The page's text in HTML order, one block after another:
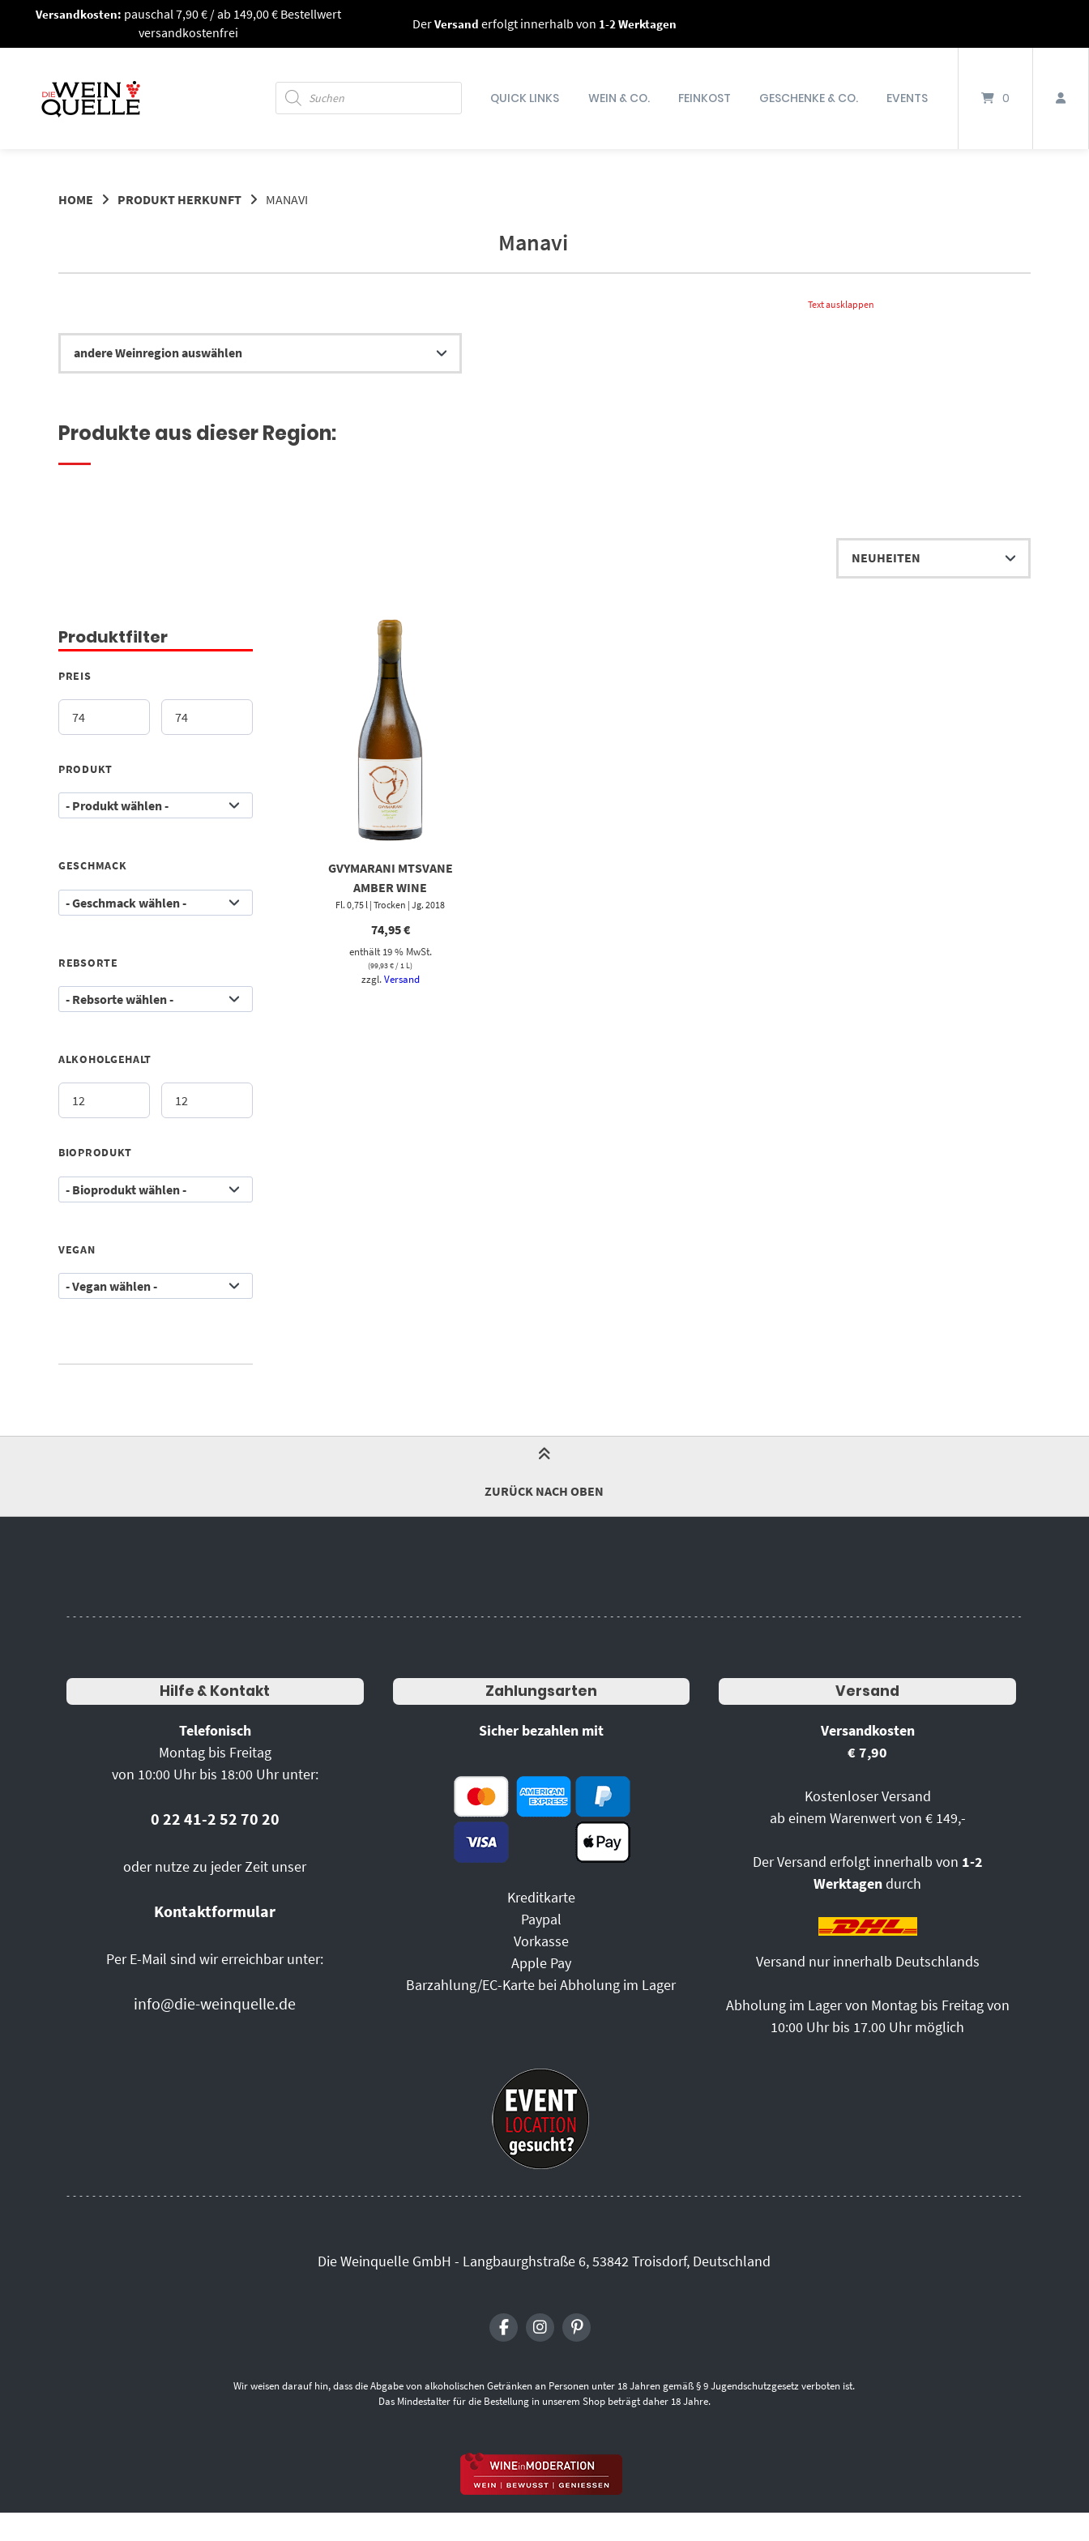
Springe
Inhalt
Versandkosten: pauschal 7,90 € / ab 149,00 € Bestellwert
versandkostenfrei
DerVersand erfolgt innerhalb von 1-2 Werktagen
Products
search
QUICK LINKS WEIN & CO. FEINKOST GESCHENKE & CO. EVENTS 0
HOME PRODUKT HERKUNFT MANAVI
Manavi
Text ausklappen
Produkte aus dieser Region:
GVYMARANI MTSVANE
AMBER WINE
Fl. 0,75 l | Trocken | Jg. 2018
74,95€
enthält 19 % MwSt.
(99,93€/ 1 L)
zzgl.Versand
Produktfilter
PREIS
PRODUKT
GESCHMACK
REBSORTE
ALKOHOLGEHALT
BIOPRODUKT
VEGAN
ZURÜCK NACH OBEN
Hilfe & Kontakt
Telefonisch
Montag bis Freitag
von 10:00 Uhr bis 18:00 Uhr unter:
0 22 41-2 52 70 20
oder nutze zu jeder Zeit unser
Kontaktformular
Per E-Mail sind wir erreichbar unter:
info@die-weinquelle.de
Zahlungsarten
Sicher bezahlen mit
Kreditkarte
Paypal
Vorkasse
Apple Pay
Barzahlung/EC-Karte bei Abholung im Lager
Versand
Versandkosten
€ 7,90
Kostenloser Versand
ab einem Warenwert von € 149,-
Der Versand erfolgt innerhalb von 1-2
Werktagendurch
Versand nur innerhalb Deutschlands
Abholung im Lager von Montag bis Freitag von
10:00 Uhr bis 17.00 Uhr möglich
Die Weinquelle GmbH - Langbaurghstraße 6, 53842 Troisdorf, Deutschland
Wir weisen darauf hin, dass die Abgabe von alkoholischen Getränken an Personen unter 18 Jahren gemäß § 9 Jugendschutzgesetz verboten ist.
Das Mindestalter für die Bestellung in unserem Shop beträgt daher 18 Jahre.